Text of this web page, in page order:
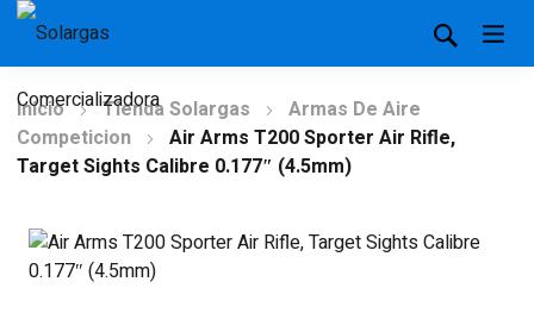
Inicio Tienda Solargas
Armas De Aire
Competicion
Air Arms T200 Sporter Air Rifle,
Target Sights Calibre 0.177″ (4.5mm)